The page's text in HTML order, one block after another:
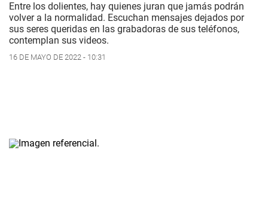
Entre los dolientes, hay quienes juran que jamás podrán
volver a la normalidad. Escuchan mensajes dejados por
sus seres queridas en las grabadoras de sus teléfonos,
contemplan sus videos.
16 DE MAYO DE 2022 - 10:31